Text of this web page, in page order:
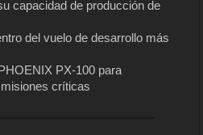
capacidad de producción de
del vuelo de desarrollo más
PX-100 para
críticas